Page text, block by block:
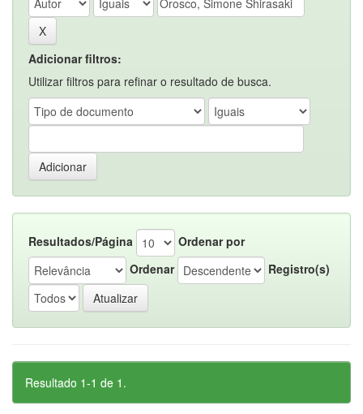
Adicionar filtros:
Utilizar filtros para refinar o resultado de busca.
Resultados/Página
Ordenar por
Ordenar
Registro(s)
Resultado 1-1 de 1.